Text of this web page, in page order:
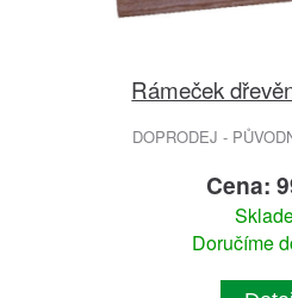
Rámeček
DOPRODEJ -
Cena:
Doručíme